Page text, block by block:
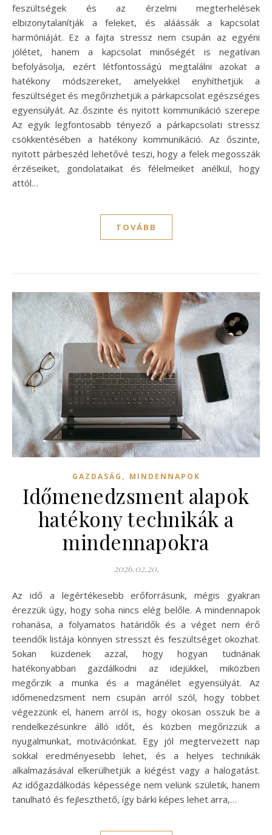
feszültségek és az érzelmi megterhelések
elbizonytalanítják a feleket, és aláássák a kapcsolat
harmóniáját. Ez a fajta stressz nem csupán az egyéni
jólétet, hanem a kapcsolat minőségét is negatívan
befolyásolja, ezért létfontosságú megtalálni azokat a
hatékony módszereket, amelyekkel enyhíthetjük a
feszültséget és megőrizhetjük a párkapcsolat egészséges
egyensúlyát. Az őszinte és nyitott kommunikáció szerepe
Az egyik legfontosabb tényező a párkapcsolati stressz
csökkentésében a hatékony kommunikáció. Az őszinte,
nyitott párbeszéd lehetővé teszi, hogy a felek megosszák
érzéseiket, gondolataikat és félelmeiket anélkül, hogy
attól…
TOVÁBB
GAZDASÁG , MINDENNAPOK
Időmenedzsment alapok
hatékony technikák a
mindennapokra
2026.02.20.
Az idő a legértékesebb erőforrásunk, mégis gyakran
érezzük úgy, hogy soha nincs elég belőle. A mindennapok
rohanása, a folyamatos határidők és a véget nem érő
teendők listája könnyen stresszt és feszültséget okozhat.
Sokan küzdenek azzal, hogy hogyan tudnának
hatékonyabban gazdálkodni az idejükkel, miközben
megőrzik a munka és a magánélet egyensúlyát. Az
időmenedzsment nem csupán arról szól, hogy többet
végezzünk el, hanem arról is, hogy okosan osszuk be a
rendelkezésünkre álló időt, és közben megőrizzük a
nyugalmunkat, motivációnkat. Egy jól megtervezett nap
sokkal eredményesebb lehet, és a helyes technikák
alkalmazásával elkerülhetjük a kiégést vagy a halogatást.
Az időgazdálkodás képessége nem velünk születik, hanem
tanulható és fejleszthető, így bárki képes lehet arra,…